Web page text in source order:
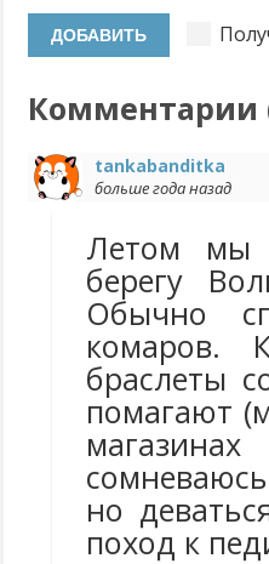
Комментарии
tankabanditka
больше года назад
Летом мы
берегу
Обычно
комаров.
браслеты
помагают
но
поход к